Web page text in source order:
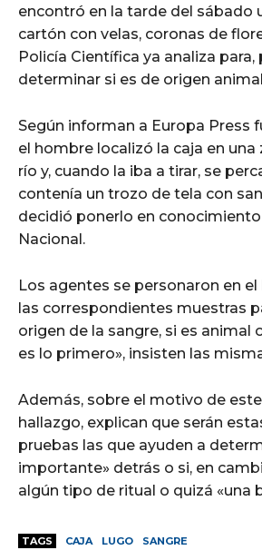
encontró en la tarde del sábado
cartón con velas, coronas de
Policía Científica ya analiza
determinar si es de origen
Según informan a Europa Press
el hombre localizó la caja en una
río y, cuando la iba a tirar, se
contenía un trozo de tela con
decidió ponerlo en
Nacional.
Los agentes se personaron en
las correspondientes muestras
origen de la sangre, si es animal
es lo primero», insisten las
Además, sobre el motivo de
hallazgo, explican que serán
pruebas las que ayuden a
importante» detrás o si, en
algún tipo de ritual o quizá «una
TAGS CAJA LUGO SANGRE